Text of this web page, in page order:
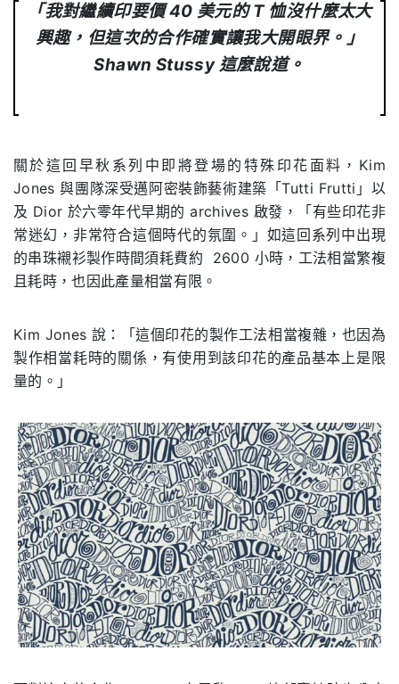
「我對繼續印要價40 美元的T 恤沒什麼太大
興趣，但這次的合作確實讓我大開眼界。」
Shawn Stussy 這麼說道。
關於這回早秋系列中即將登場的特殊印花面料， Kim
Jones與團隊深受邁阿密裝飾藝術建築「Tutti Frutti 」以
及 Dior 於六零年代早期的 archives 啟發，「有些印花非
常迷幻，非常符合這個時代的氛圍。」如這回系列中出現
的串珠襯衫製作時間須耗費約
2600 小時，工法相當繁複
且耗時，也因此產量相當有限。
Kim Jones 說：「這個印花的製作工法相當複雜，也因為
製作相當耗時的關係，有使用到該印花的產品基本上是限
量的。」